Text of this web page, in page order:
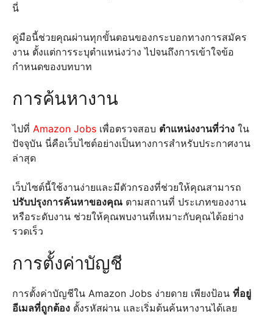
นี่
คู่มือนี้ช่วยคุณผ่านทุกขั้นตอนของกระบอกทางการสมัคร
งาน ตั้งแต่การระบุตำแหน่งว่าง ไปจนถึงการเข้าใจข้อ
กำหนดของบทบาท
การค้นหางาน
ไปที่ Amazon Jobs เพื่อตรวจสอบ ตำแหน่งงานที่ว่าง ใน
ปัจจุบัน นี่คือเว็บไซต์อย่างเป็นทางการสำหรับประกาศงาน
ล่าสุด
เว็บไซต์นี้ใช้งานง่ายและมีตัวกรองที่ช่วยให้คุณสามารถ
ปรับปรุงการค้นหาของคุณ ตามสถานที่ ประเภทของงาน
หรือระดับงาน ช่วยให้คุณพบงานที่เหมาะกับคุณได้อย่าง
รวดเร็ว
การตั้งค่าบัญชี
การตั้งค่าบัญชีใน Amazon Jobs ง่ายดาย เพียงป้อน ที่อยู่
อีเมลที่ถูกต้อง ตั้งรหัสผ่าน และเริ่มต้นค้นหางานได้เลย